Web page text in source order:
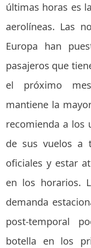
últimas horas es
aerolíneas. Las
Europa han
pasajeros que
el próximo
mantiene la
recomienda a los
de sus vuelos a
oficiales y estar
en los horarios.
demanda
post-temporal
botella en los